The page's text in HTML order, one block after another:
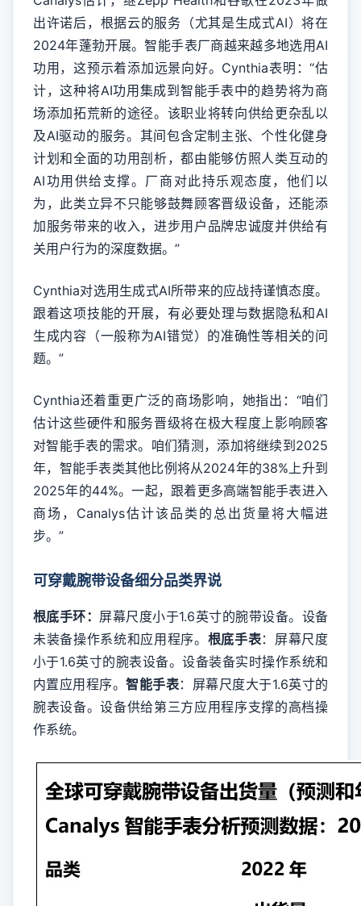
出许诺后，根据云的服务（尤其是生成式AI）将在
2024年蓬勃开展。智能手表厂商越来越多地选用AI
功用，这预示着添加远景向好。Cynthia表明：“估
计，这种将AI功用集成到智能手表中的趋势将为商
场添加拓荒新的途径。该职业将转向供给更杂乱以
及AI驱动的服务。其间包含定制主张、个性化健身
计划和全面的功用剖析，都由能够仿照人类互动的
AI功用供给支撑。厂商对此持乐观态度，他们以
为，此类立异不只能够鼓舞顾客晋级设备，还能添
加服务带来的收入，进步用户品牌忠诚度并供给有
关用户行为的深度数据。”
Cynthia对选用生成式AI所带来的应战持谨慎态度。
跟着这项技能的开展，有必要处理与数据隐私和AI
生成内容（一般称为AI错觉）的准确性等相关的问
题。”
Cynthia还着重更广泛的商场影响，她指出：“咱们
估计这些硬件和服务晋级将在极大程度上影响顾客
对智能手表的需求。咱们猜测，添加将继续到2025
年，智能手表类其他比例将从2024年的38%上升到
2025年的44%。一起，跟着更多高端智能手表进入
商场，Canalys估计该品类的总出货量将大幅进
步。”
可穿戴腕带设备细分品类界说
根底手环： 屏幕尺度小于1.6英寸的腕带设备。设备
未装备操作系统和应用程序。 根底手表：屏幕尺度
小于1.6英寸的腕表设备。设备装备实时操作系统和
内置应用程序。智能手表：屏幕尺度大于1.6英寸的
腕表设备。设备供给第三方应用程序支撑的高档操
作系统。